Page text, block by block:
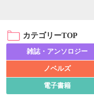
カテゴリーTOP
雑誌・アンソロジー
ノベルズ
電子書籍